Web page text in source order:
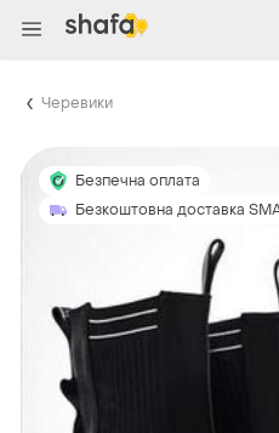
Черевики
Безпечна оплата
Безкоштовна доставка